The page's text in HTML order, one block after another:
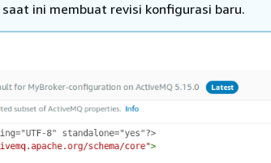
ini membuat revisi konfigurasi baru.